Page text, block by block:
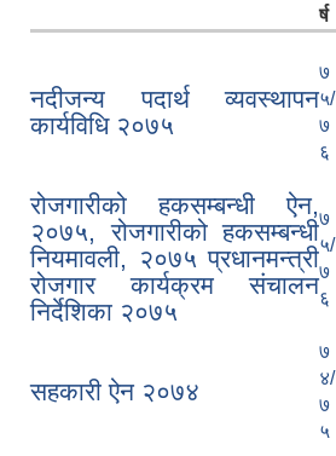
मौजुदा कानून
र्ष
नदीजन्य पदार्थ व्यवस्थापन
कार्यविधि २०७५
७
५/
७
६
रोजगारीको हकसम्बन्धी ऐन,
२०७५, रोजगारीको हकसम्बन्धी
नियमावली, २०७५ प्रधानमन्त्री
रोजगार कार्यक्रम संचालन
निर्देशिका २०७५
७
५/
७
६
सहकारी ऐन २०७४
७
४/
७
५